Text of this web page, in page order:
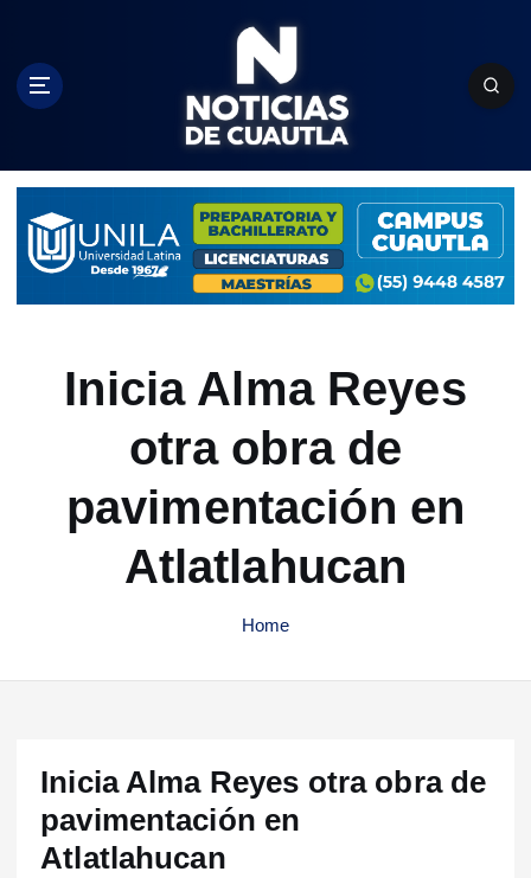
c
Inicia Alma Reyes
otra obra de
pavimentación en
Atlatlahucan
Home
Inicia Alma Reyes otra obra de
pavimentación en
Atlatlahucan